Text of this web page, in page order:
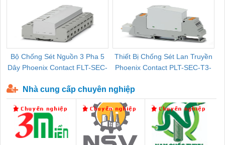
Bộ Chống Sét Nguồn 3 Pha 5
Dây Phoenix Contact FLT-SEC-
Thiết Bị Chống Sét Lan Truyền
Phoenix Contact PLT-SEC-T3-
Nhà cung cấp chuyên nghiệp